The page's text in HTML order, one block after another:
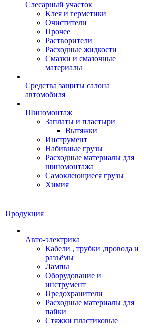
Слесарный участок
Клея и герметики
Очистители
Прочее
Растворители
Расходные жидкости
Смазки и смазочные
материалы
Средства защиты салона
автомобиля
Шиномонтаж
Заплаты и пластыри
Вытяжки
Инструмент
Набивные грузы
Расходные материалы для
шиномонтажа
Самоклеющиеся грузы
Химия
Продукция
Авто-электрика
Кабели , трубки ,провода и
разъёмы
Лампы
Оборудование и
инструмент
Предохранители
Расходные материалы для
пайки
Стяжки пластиковые